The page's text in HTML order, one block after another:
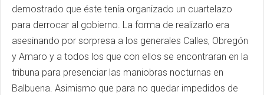
demostrado que éste tenía organizado un cuartelazo
para derrocar al gobierno. La forma de realizarlo era
asesinando por sorpresa a los generales Calles, Obregón
y Amaro y a todos los que con ellos se encontraran en la
tribuna para presenciar las maniobras nocturnas en
Balbuena. Asimismo que para no quedar impedidos de